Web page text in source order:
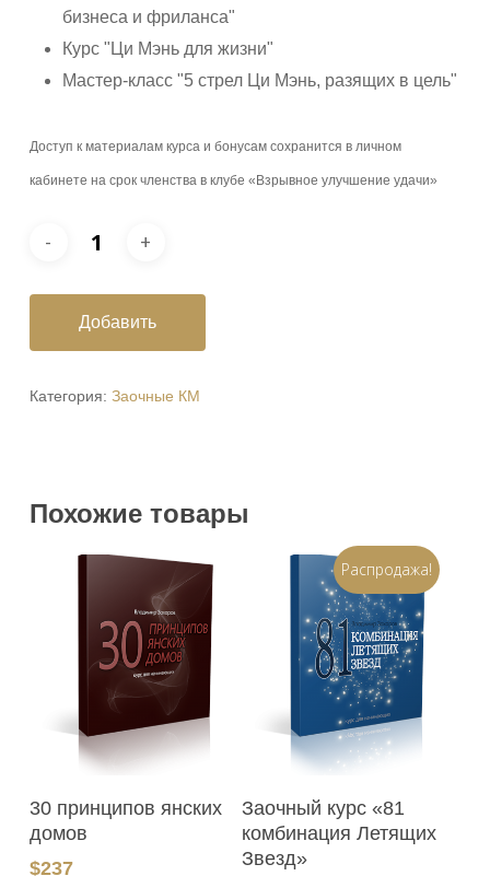
бизнеса и фриланса"
Курс "Ци Мэнь для жизни"
Мастер-класс "5 стрел Ци Мэнь, разящих в цель"
Доступ к материалам курса и бонусам сохранится в личном
кабинете на срок членства в клубе «Взрывное улучшение удачи»
Добавить
Категория: Заочные КМ
Похожие товары
30 принципов янских
домов
$237
Распродажа!
В Корзину
Заочный курс «81
комбинация Летящих
Звезд»